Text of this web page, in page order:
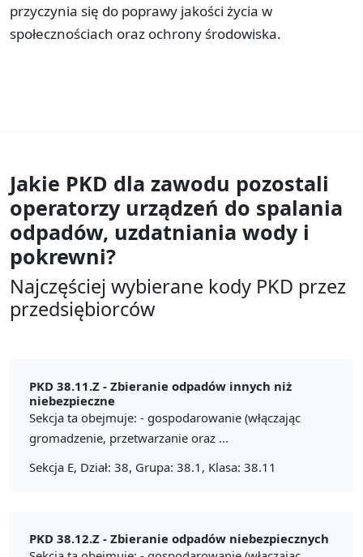
przyczynia się do poprawy jakości życia w
społecznościach oraz ochrony środowiska.
Jakie PKD dla zawodu pozostali
operatorzy urządzeń do spalania
odpadów, uzdatniania wody i
pokrewni?
Najczęściej wybierane kody PKD przez
przedsiębiorców
PKD 38.11.Z - Zbieranie odpadów innych niż
niebezpieczne
Sekcja ta obejmuje: - gospodarowanie (włączając
gromadzenie, przetwarzanie oraz ...
Sekcja E, Dział: 38, Grupa: 38.1, Klasa: 38.11
PKD 38.12.Z - Zbieranie odpadów niebezpiecznych